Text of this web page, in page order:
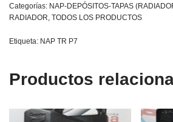
Categorías: NAP-DEPÓSITOS-TAPAS
RADIADOR TODOS LOS PRODUCTOS
Etiqueta: NAP TR P7
Productos